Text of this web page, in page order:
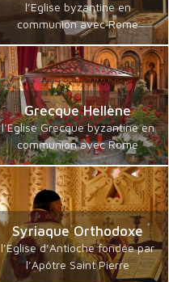
l’Eglise byzantine en
communion avec Rome
Grecque Hellène
l’Eglise Grecque byzantine en
communion avec Rome
Syriaque Orthodoxe
l’Eglise d’Antioche fondée par
l’Apôtre Saint Pierre